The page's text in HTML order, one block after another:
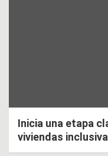
Inicia una etapa
viviendas